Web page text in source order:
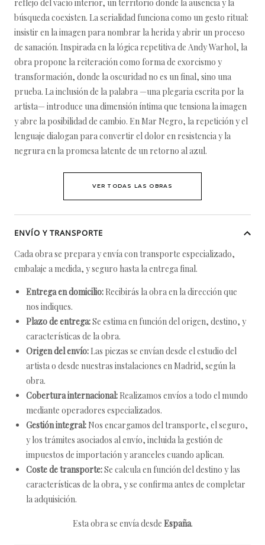
reflejo del vacío interior, un territorio donde la ausencia y la
búsqueda coexisten. La serialidad funciona como un gesto ritual:
insistir en la imagen para nombrar la herida y abrir un proceso
de sanación. Inspirada en la lógica repetitiva de Andy Warhol, la
obra propone la reiteración como forma de exorcismo y
transformación, donde la oscuridad no es un final, sino una
prueba. La inclusión de la palabra —una plegaria escrita por la
artista— introduce una dimensión íntima que tensiona la imagen
y abre la posibilidad de cambio. En Mar Negro, la repetición y el
lenguaje dialogan para convertir el dolor en resistencia y la
negrura en la promesa latente de un retorno al azul.
VER TODAS LAS OBRAS
ENVÍO Y TRANSPORTE
Cada obra se prepara y envía con transporte especializado,
embalaje a medida, y seguro hasta la entrega final.
Entrega en domicilio: Recibirás la obra en la dirección que
nos indiques.
Plazo de entrega:Se estima en función del origen, destino, y
características de la obra.
Origen del envío: Las piezas se envían desde el estudio del
artista o desde nuestras instalaciones en Madrid, según la
obra.
Cobertura internacional: Realizamos envíos a todo el mundo
mediante operadores especializados.
Gestión integral: Nos encargamos del transporte, el seguro,
y los trámites asociados al envío, incluida la gestión de
impuestos de importación y aranceles cuando aplican.
Coste de transporte:Se calcula en función del destino y las
características de la obra, y se confirma antes de completar
la adquisición.
Esta obra se envía desde España.